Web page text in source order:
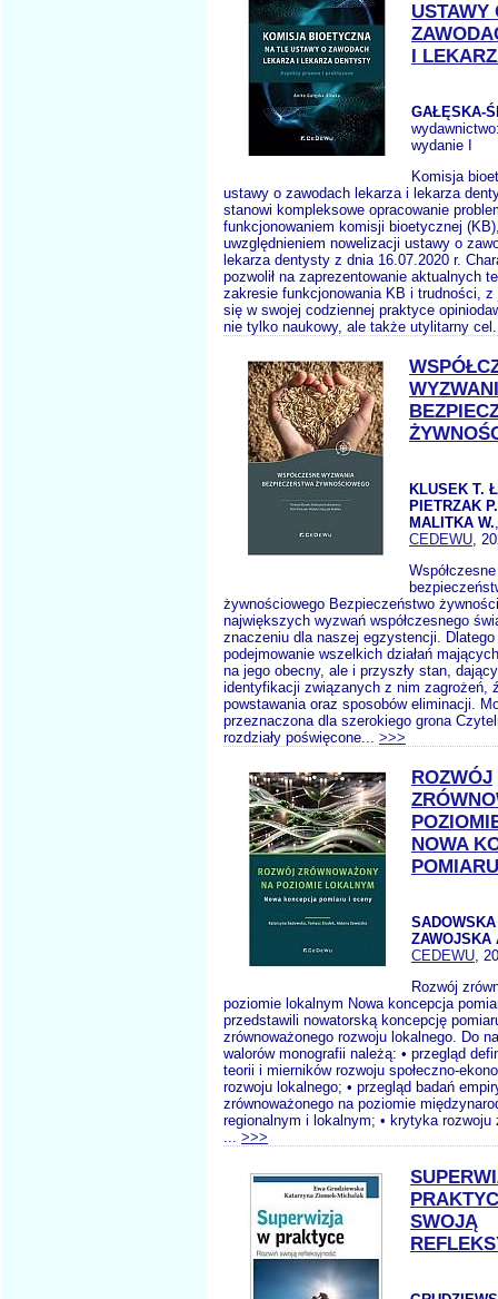
USTAWY
I
GAŁĘSKA-
wydanie I
Komisja
ustawy o zawodach lekarza i lekarza
stanowi kompleksowe opracowanie
funkcjonowaniem komisji bioetycznej
uwzględnieniem nowelizacji ustawy o
lekarza dentysty z dnia 16.07.2020 r.
pozwolił na zaprezentowanie aktualnych
zakresie funkcjonowania KB i trudności,
się w swojej codziennej praktyce
nie tylko naukowy, ale także utylitarny
KLUSEK T.
PIETRZAK
MALITKA W.
CEDEWU,
żywnościowego Bezpieczeństwo
największych wyzwań współczesnego
znaczeniu dla naszej egzystencji.
podejmowanie wszelkich działań
na jego obecny, ale i przyszły stan,
identyfikacji związanych z nim zagrożeń,
powstawania oraz sposobów eliminacji.
przeznaczona dla szerokiego grona
rozdziały poświęcone... >>>
ROZWÓJ
NOWA
ZAWOJSKA
CEDEWU,
Rozwój
poziomie lokalnym Nowa koncepcja
przedstawili nowatorską koncepcję
zrównoważonego rozwoju lokalnego. Do
walorów monografii należą: • przegląd
teorii i mierników rozwoju społeczno-
rozwoju lokalnego; • przegląd badań
zrównoważonego na poziomie
regionalnym i lokalnym; • krytyka rozwoju
... >>>
SWOJĄ